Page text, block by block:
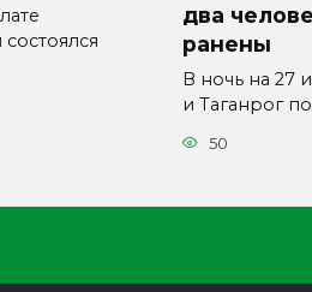
два
ранены
В ночь на 27
и Таганрог
50